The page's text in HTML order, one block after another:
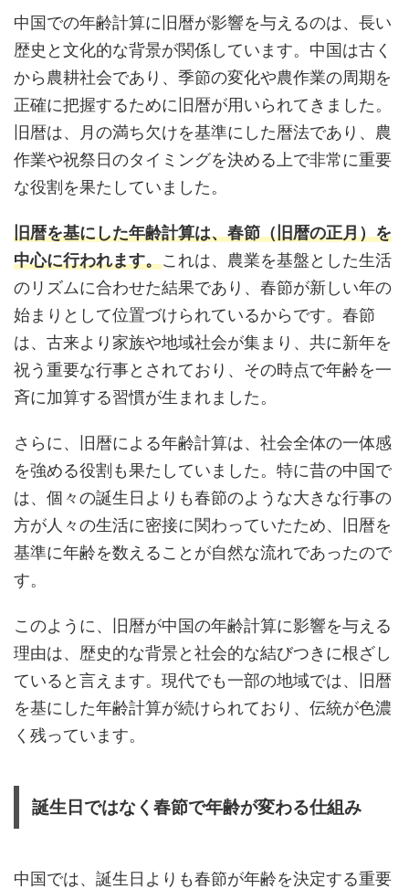
中国での年齢計算に旧暦が影響を与えるのは、長い
歴史と文化的な背景が関係しています。中国は古く
から農耕社会であり、季節の変化や農作業の周期を
正確に把握するために旧暦が用いられてきました。
旧暦は、月の満ち欠けを基準にした暦法であり、農
作業や祝祭日のタイミングを決める上で非常に重要
な役割を果たしていました。
旧暦を基にした年齢計算は、春節（旧暦の正月）を
中心に行われます。これは、農業を基盤とした生活
のリズムに合わせた結果であり、春節が新しい年の
始まりとして位置づけられているからです。春節
は、古来より家族や地域社会が集まり、共に新年を
祝う重要な行事とされており、その時点で年齢を一
斉に加算する習慣が生まれました。
さらに、旧暦による年齢計算は、社会全体の一体感
を強める役割も果たしていました。特に昔の中国で
は、個々の誕生日よりも春節のような大きな行事の
方が人々の生活に密接に関わっていたため、旧暦を
基準に年齢を数えることが自然な流れであったので
す。
このように、旧暦が中国の年齢計算に影響を与える
理由は、歴史的な背景と社会的な結びつきに根ざし
ていると言えます。現代でも一部の地域では、旧暦
を基にした年齢計算が続けられており、伝統が色濃
く残っています。
誕生日ではなく春節で年齢が変わる仕組み
中国では、誕生日よりも春節が年齢を決定する重要